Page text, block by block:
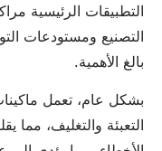
التطبيقات الرئيسية
التصنيع ومستودعات
بالغ الأهمية.
بشكل عام، تعمل
التعبئة والتغليف،